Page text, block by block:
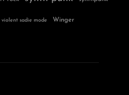
violent sadie mode Winger